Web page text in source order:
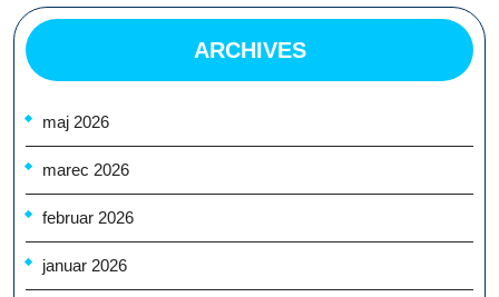
ARCHIVES
maj 2026
marec 2026
februar 2026
januar 2026